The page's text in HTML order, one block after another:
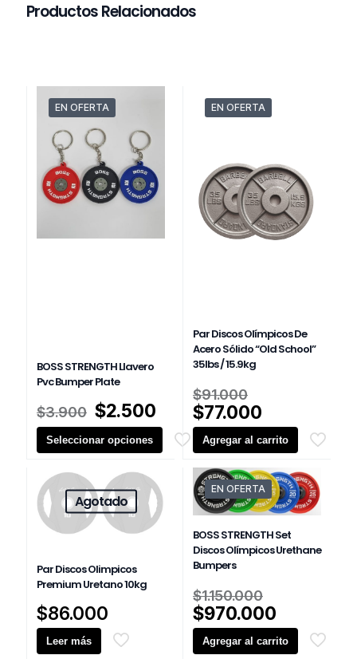
Productos Relacionados
EN OFERTA
BOSS STRENGTH Llavero
Pvc Bumper Plate
$3.900 El
precio
original
$3.900.
$2.500
precio
actual
$2.500.
Seleccionar opciones
producto
tiene
múltiples
variantes.
se
pueden
elegir
en
la
página
EN OFERTA
Par Discos Olímpicos De
Acero Sólido “Old School”
35lbs / 15.9kg
$91.000
precio
original
era:
$91.000.
$77.000
precio
actual
es:
$77.000.
Agregar al carrito
Agotado
Par Discos Olimpicos
Premium Uretano 10kg
$86.000
Leer más
EN OFERTA
BOSS STRENGTH Set
Discos Olímpicos Urethane
Bumpers
$1.150.000
precio
original
era:
$970.000
precio
actual
Agregar al carrito